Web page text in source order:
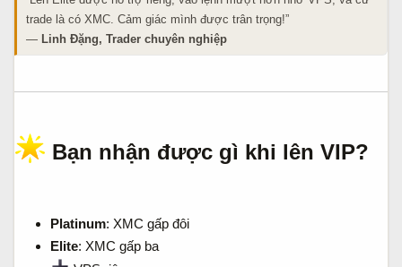
trade là có XMC. Cảm giác mình được trân trọng!”
— Linh Đặng, Trader chuyên nghiệp
Bạn nhận được gì khi lên VIP?​
Platinum: XMC gấp đôi
Elite: XMC gấp ba